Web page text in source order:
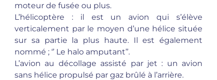
moteur de fusée ou plus.
L’hélicoptère : il est un avion qui s’élève
verticalement par le moyen d’une hélice située
sur sa partie la plus haute. Il est également
nommé ; ‘’ Le halo amputant’’.
L’avion au décollage assisté par jet : un avion
sans hélice propulsé par gaz brûlé à l’arrière.